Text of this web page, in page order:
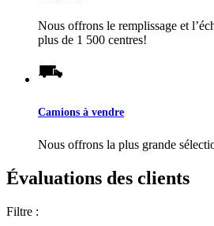
Nous offrons le remplissage et
plus de 1 500 centres!
Camions à vendre
Nous offrons la plus grande
Évaluations des clients
Filtre :